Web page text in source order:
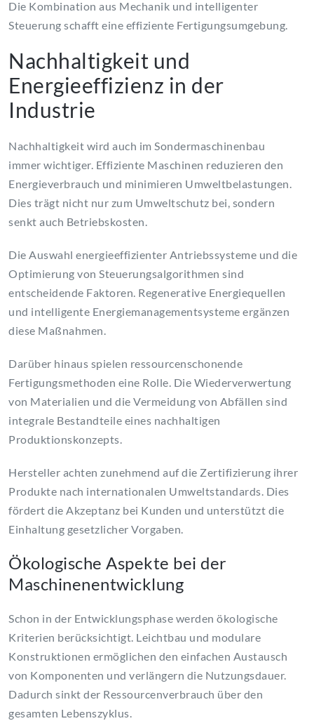
Die Kombination aus Mechanik und intelligenter
Steuerung schafft eine effiziente Fertigungsumgebung.
Nachhaltigkeit und
Energieeffizienz in der
Industrie
Nachhaltigkeit wird auch im Sondermaschinenbau
immer wichtiger. Effiziente Maschinen reduzieren den
Energieverbrauch und minimieren Umweltbelastungen.
Dies trägt nicht nur zum Umweltschutz bei, sondern
senkt auch Betriebskosten.
Die Auswahl energieeffizienter Antriebssysteme und die
Optimierung von Steuerungsalgorithmen sind
entscheidende Faktoren. Regenerative Energiequellen
und intelligente Energiemanagementsysteme ergänzen
diese Maßnahmen.
Darüber hinaus spielen ressourcenschonende
Fertigungsmethoden eine Rolle. Die Wiederverwertung
von Materialien und die Vermeidung von Abfällen sind
integrale Bestandteile eines nachhaltigen
Produktionskonzepts.
Hersteller achten zunehmend auf die Zertifizierung ihrer
Produkte nach internationalen Umweltstandards. Dies
fördert die Akzeptanz bei Kunden und unterstützt die
Einhaltung gesetzlicher Vorgaben.
Ökologische Aspekte bei der
Maschinenentwicklung
Schon in der Entwicklungsphase werden ökologische
Kriterien berücksichtigt. Leichtbau und modulare
Konstruktionen ermöglichen den einfachen Austausch
von Komponenten und verlängern die Nutzungsdauer.
Dadurch sinkt der Ressourcenverbrauch über den
gesamten Lebenszyklus.